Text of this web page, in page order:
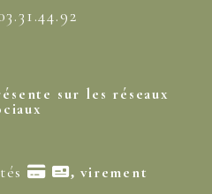
sur les réseaux
 ,virement